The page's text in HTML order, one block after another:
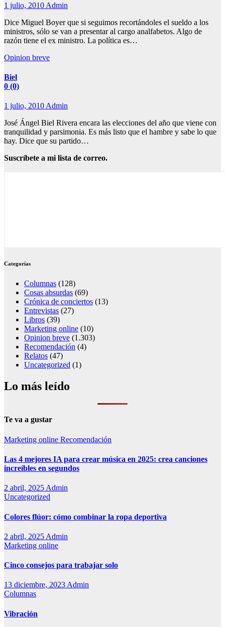
1 julio, 2010 Admin
Dice Miguel Boyer que si seguimos recortándoles el sueldo a los
ministros, sólo se van a presentar al cargo analfabetos. Algo de
razón tiene el ex ministro. La política es…
Opinion breve
Biel
0 (0)
1 julio, 2010Admin
José Ángel Biel Rivera encara las elecciones del año que viene con
tranquilidad y parsimonia. Es más listo que el hambre y sabe lo que
hay. Dice que su partido…
Suscríbete a mi lista de correo.
Categorías
Columnas (128)
Cosas absurdas (69)
Crónica de conciertos (13)
Entrevistas (27)
Libros (39)
Marketing online (10)
Opinion breve (1.303)
Recomendación (4)
Relatos (47)
Uncategorized (1)
Lo más leído
Te va a gustar
Marketing online Recomendación
Las 4 mejores IA para crear música en 2025: crea canciones
increíbles en segundos
2 abril, 2025 Admin
Uncategorized
Colores flúor: cómo combinar la ropa deportiva
2 abril, 2025 Admin
Marketing online
Cinco consejos para trabajar solo
13 diciembre, 2023 Admin
Columnas
Vibración